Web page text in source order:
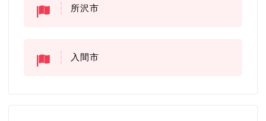
所沢市
入間市